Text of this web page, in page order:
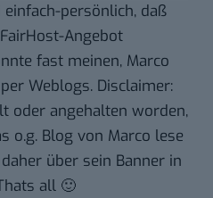
einfach-persönlich, daß
Angebot
fast meinen, Marco
Weblogs. Disclaimer:
oder angehalten worden,
o.g. Blog von Marco lese
über sein Banner in
all 🙂